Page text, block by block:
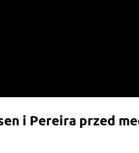
i Pereira przed